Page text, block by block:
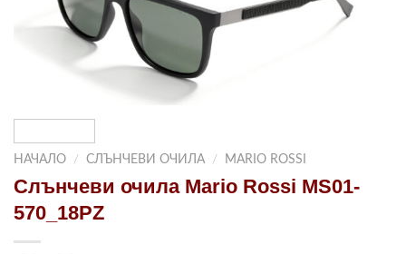
НАЧАЛО / СЛЪНЧЕВИ ОЧИЛА / MARIO ROSSI
Слънчеви очила Mario Rossi MS01-
570_18PZ